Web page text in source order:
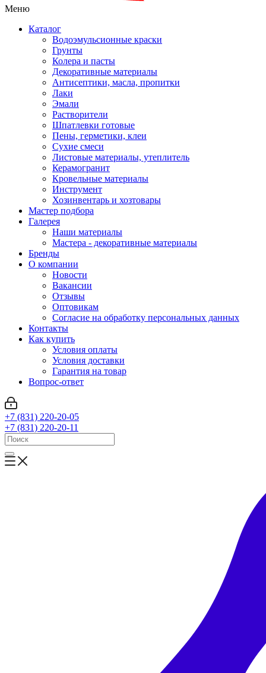
Меню
Каталог
Водоэмульсионные краски
Грунты
Колера и пасты
Декоративные материалы
Антисептики, масла, пропитки
Лаки
Эмали
Растворители
Шпатлевки готовые
Пены, герметики, клеи
Сухие смеси
Листовые материалы, утеплитель
Керамогранит
Кровельные материалы
Инструмент
Хозинвентарь и хозтовары
Мастер подбора
Галерея
Наши материалы
Мастера - декоративные материалы
Бренды
О компании
Новости
Вакансии
Отзывы
Оптовикам
Cогласие на обработку персональных данных
Контакты
Как купить
Условия оплаты
Условия доставки
Гарантия на товар
Вопрос-ответ
+7 (831) 220-20-05
+7 (831) 220-20-11